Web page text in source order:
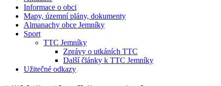
Informace o obci
Mapy, územní plány, dokumenty
Almanachy obce Jemníky
Sport
TTC Jemníky
Zprávy o utkáních TTC
Další články k TTC Jemníky
Užitečné odkazy